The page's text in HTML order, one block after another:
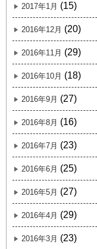
2017年1月 (15)
2016年12月 (20)
2016年11月 (29)
2016年10月 (18)
2016年9月 (27)
2016年8月 (16)
2016年7月 (23)
2016年6月 (25)
2016年5月 (27)
2016年4月 (29)
2016年3月 (23)